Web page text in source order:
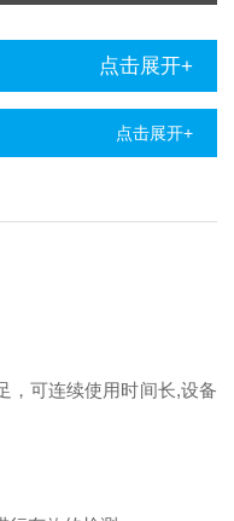
点击展开+
点击展开+
，可连续使用时间长,设备